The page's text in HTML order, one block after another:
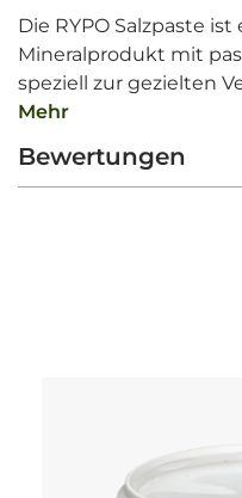
Die RYPO Salzpaste
Mineralprodukt mit
speziell zur gezielten
Mehr
Bewertungen